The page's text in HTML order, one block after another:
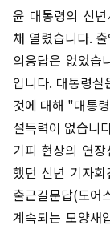
윤 대통령의 신
채 열렸습니다.
의응답은 없었습
입니다. 대통령
것에 대해 "대통
설득력이 없습니
기피 현상의 연
했던 신년 기자
출근길문답(도어
계속되는 모양새